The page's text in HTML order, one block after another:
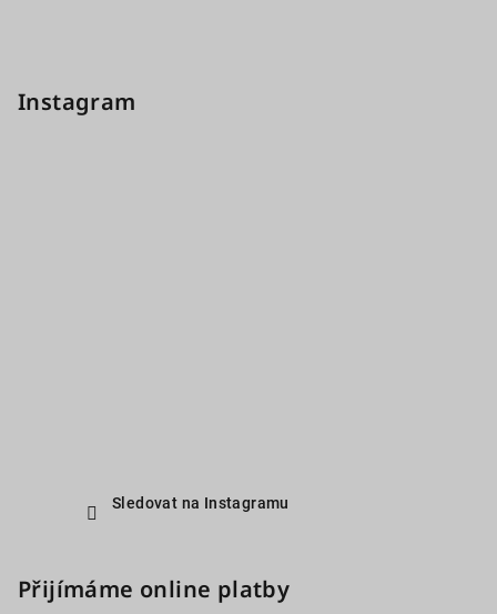
Instagram
Sledovat na Instagramu
Přijímáme online platby